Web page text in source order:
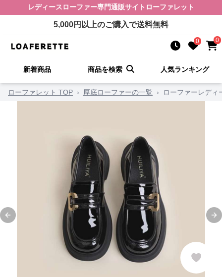
レディースローファー専門通販サイト ローファレット
5,000円以上のご購入で送料無料
0 0
新着商品 商品を検索 人気ランキング
ローファレット TOP › 厚底ローファーの一覧 › ローファーレディ
Previous slide